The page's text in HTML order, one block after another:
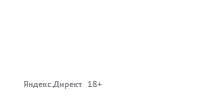
Яндекс.Директ